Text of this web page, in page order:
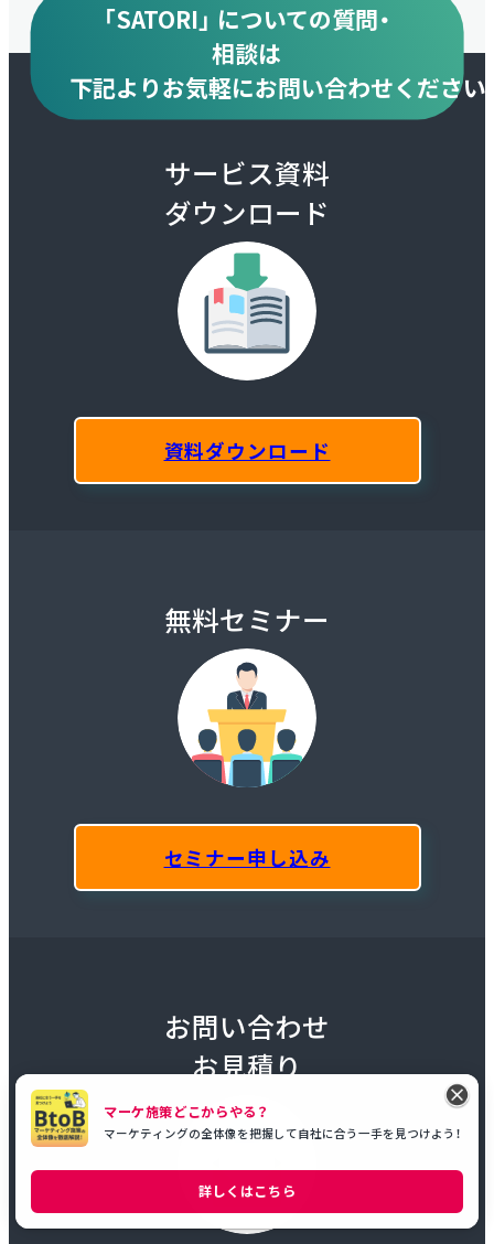
「SATORI」 についての質問・
相談は
下記よりお気軽にお問い合わせください
サービス資料
ダウンロード
資料ダウンロード
無料セミナー
セミナー申し込み
お問い合わせ
お見積り
マーケ施策どこからやる？
マーケティングの全体像を把握して自社に合う一手を見つけよう！
詳しくはこちら